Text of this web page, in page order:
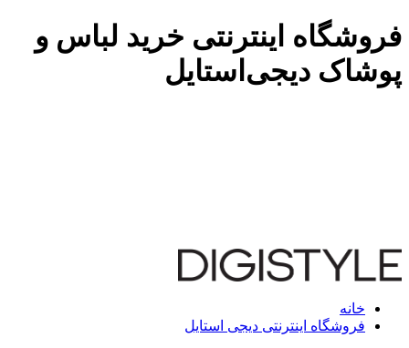
فروشگاه اینترنتی خرید لباس و
پوشاک دیجی‌استایل
خانه
فروشگاه اینترنتی دیجی استایل